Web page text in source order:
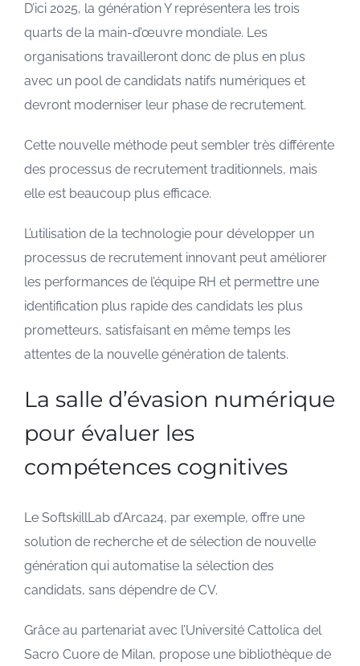
D’ici 2025, la génération Y représentera les trois
quarts de la main-d’œuvre mondiale. Les
organisations travailleront donc de plus en plus
avec un pool de candidats natifs numériques et
devront moderniser leur phase de recrutement.
Cette nouvelle méthode peut sembler très différente
des processus de recrutement traditionnels, mais
elle est beaucoup plus efficace.
L’utilisation de la technologie pour développer un
processus de recrutement innovant peut améliorer
les performances de l’équipe RH et permettre une
identification plus rapide des candidats les plus
prometteurs, satisfaisant en même temps les
attentes de la nouvelle génération de talents.
La salle d’évasion numérique
pour évaluer les
compétences cognitives
Le SoftskillLab d’Arca24, par exemple, offre une
solution de recherche et de sélection de nouvelle
génération qui automatise la sélection des
candidats, sans dépendre de CV.
Grâce au partenariat avec l’Université Cattolica del
Sacro Cuore de Milan, propose une bibliothèque de